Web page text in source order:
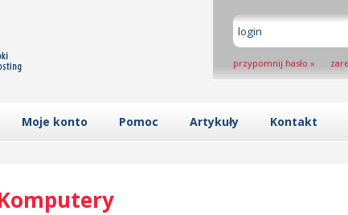
przypomnij hasło »
Moje konto Pomoc Artykuły Kontakt